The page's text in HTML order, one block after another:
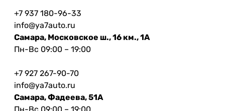
+7 937 180-96-33
info@ya7auto.ru
Самара, Московское ш., 16 км., 1А
Пн-Вс 09:00 – 19:00
+7 927 267-90-70
info@ya7auto.ru
Самара, Фадеева, 51А